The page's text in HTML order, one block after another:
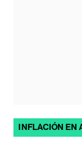
INFLACIÓN EN